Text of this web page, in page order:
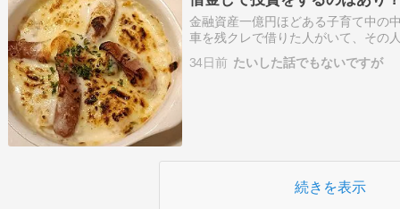
金融資産一億円ほどある子育て中の
車を残クレで借りた人がいて、その
言います。理由は１０００万円を
ら。確かにこの１０年「アホ」でも
34日前 たいした話でもないですが
続きを表示